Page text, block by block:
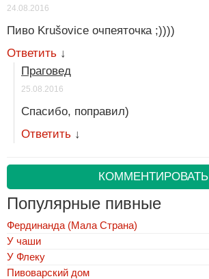
24.08.2016
Пиво Krušovice очпеяточка ;))))
Ответить ↓
Праговед
25.08.2016
Спасибо, поправил)
Ответить ↓
КОММЕНТИРОВАТЬ
Популярные пивные
Фердинанда (Мала Страна)
У чаши
У Флеку
Пивоварский дом